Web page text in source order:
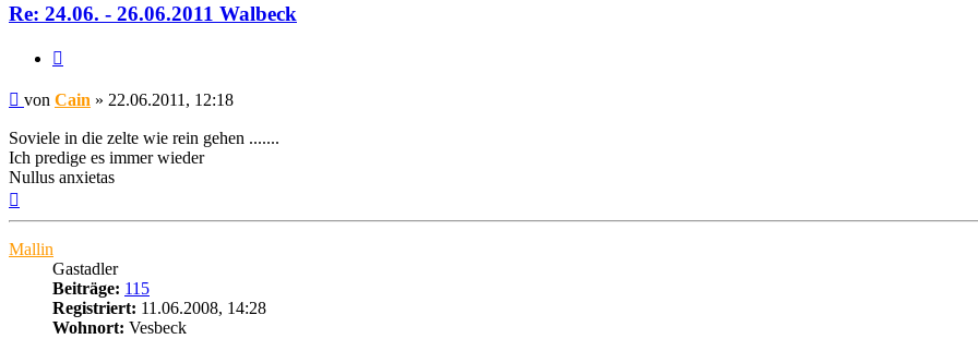
Re: 24.06. - 26.06.2011 Walbeck
Beitrag
von Cain » 22.06.2011, 12:18
Soviele in die zelte wie rein gehen .......
Ich predige es immer wieder
Nullus anxietas
oben
Mallin
Gastadler
Beiträge: 115
Registriert: 11.06.2008, 14:28
Wohnort: Vesbeck